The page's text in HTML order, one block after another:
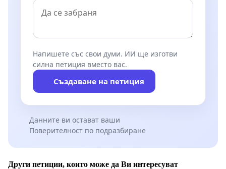
Напишете със свои думи. ИИ ще изготви
силна петиция вместо вас.
Създаване на петиция
Данните ви остават ваши
Поверителност по подразбиране
Други петиции, които може да Ви интересуват